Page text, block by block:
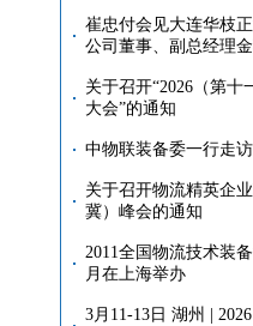
崔忠付会见大连华枝
公司董事、副总经理
关于召开“2026（第十
大会”的通知
中物联装备委一行走
关于召开物流精英企
冀）峰会的通知
2011全国物流技术装
月在上海举办
3月11-13日 湖州 |